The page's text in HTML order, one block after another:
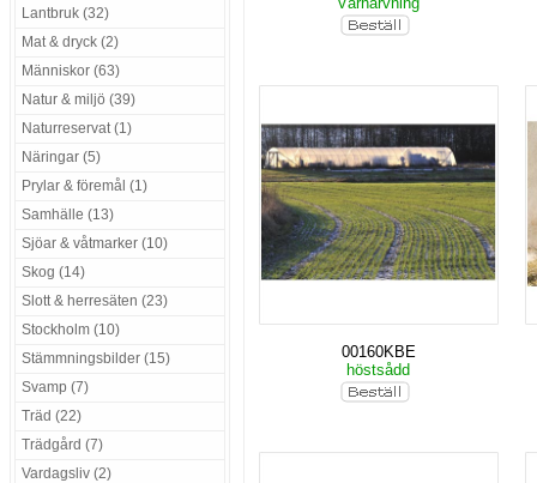
Lantbruk (32)
Mat & dryck (2)
Människor (63)
Natur & miljö (39)
Naturreservat (1)
Näringar (5)
Prylar & föremål (1)
Samhälle (13)
Sjöar & våtmarker (10)
Skog (14)
Slott & herresäten (23)
Stockholm (10)
Stämmningsbilder (15)
Svamp (7)
Träd (22)
Trädgård (7)
Vardagsliv (2)
00160KBE
höstsådd